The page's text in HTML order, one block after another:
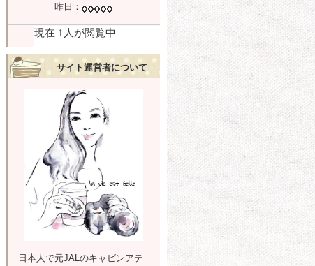
昨日：
サイト運営者について
日本人で元JALのキャビンアテ